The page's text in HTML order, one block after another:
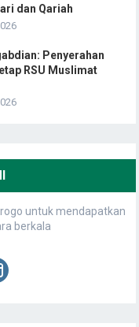
dan Qariah
Penyerahan
RSU Muslimat
untuk mendapatkan
berkala